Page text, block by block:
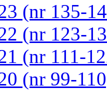
(nr 135-
(nr 123-
(nr 111-
(nr 99-